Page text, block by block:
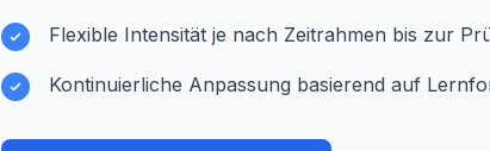
Flexible Intensität je nach Zeitrahmen bis zur
Kontinuierliche Anpassung basierend auf